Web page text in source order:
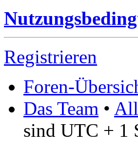
Registrieren
Foren-
Das Team •
sind UTC + 1